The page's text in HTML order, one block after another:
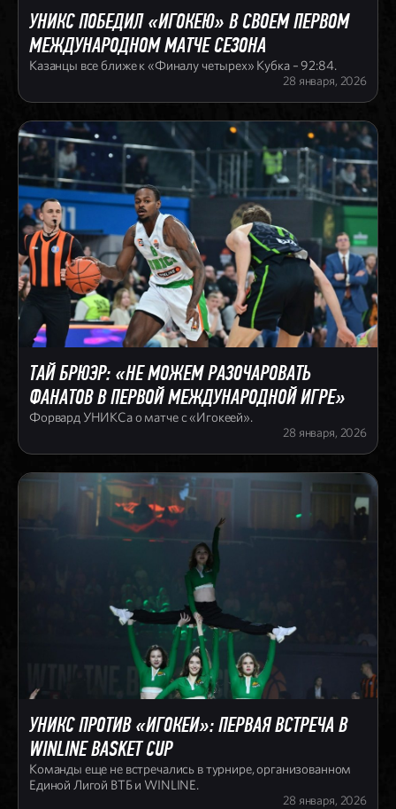
УНИКС ПОБЕДИЛ «ИГОКЕЮ» В СВОЕМ ПЕРВОМ
МЕЖДУНАРОДНОМ МАТЧЕ СЕЗОНА
Казанцы все ближе к «Финалу четырех» Кубка – 92:84.
28 января, 2026
ТАЙ БРЮЭР: «НЕ МОЖЕМ РАЗОЧАРОВАТЬ
ФАНАТОВ В ПЕРВОЙ МЕЖДУНАРОДНОЙ ИГРЕ»
Форвард УНИКСа о матче с «Игокеей».
28 января, 2026
УНИКС ПРОТИВ «ИГОКЕИ»: ПЕРВАЯ ВСТРЕЧА В
WINLINE BASKET CUP
Команды еще не встречались в турнире, организованном
Единой Лигой ВТБ и WINLINE.
28 января, 2026